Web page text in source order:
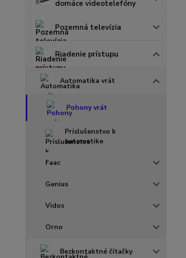
domáce videotelefóny
Pozemná televízia
Riadenie prístupu
Automatika vrát
Pohony vrát
Príslušenstvo k
automatike
Faac
Genius
Vidos
Orno
Bezkontaktné čítačky